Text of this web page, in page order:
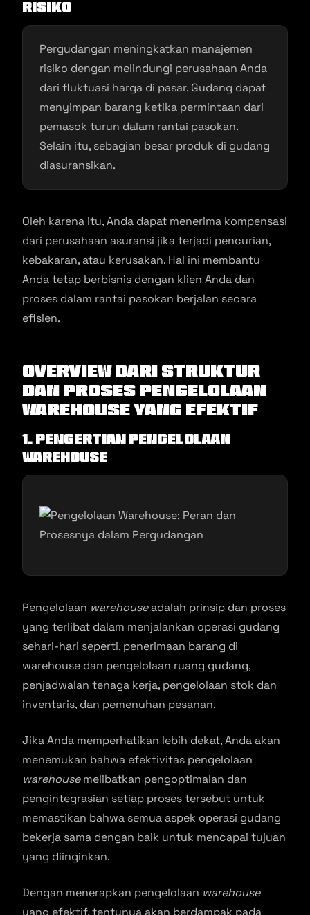
Risiko
Pergudangan meningkatkan manajemen
risiko dengan melindungi perusahaan Anda
dari fluktuasi harga di pasar. Gudang dapat
menyimpan barang ketika permintaan dari
pemasok turun dalam rantai pasokan.
Selain itu, sebagian besar produk di gudang
diasuransikan.
Oleh karena itu, Anda dapat menerima kompensasi
dari perusahaan asuransi jika terjadi pencurian,
kebakaran, atau kerusakan. Hal ini membantu
Anda tetap berbisnis dengan klien Anda dan
proses dalam rantai pasokan berjalan secara
efisien.
Overview dari Struktur
dan Proses Pengelolaan
Warehouse yang Efektif
1. Pengertian Pengelolaan
Warehouse
Pengelolaan warehouseadalah prinsip dan proses
yang terlibat dalam menjalankan operasi gudang
sehari-hari seperti, penerimaan barang di
warehouse dan pengelolaan ruang gudang,
penjadwalan tenaga kerja, pengelolaan stok dan
inventaris, dan pemenuhan pesanan.
Jika Anda memperhatikan lebih dekat, Anda akan
menemukan bahwa efektivitas pengelolaan
warehousemelibatkan pengoptimalan dan
pengintegrasian setiap proses tersebut untuk
memastikan bahwa semua aspek operasi gudang
bekerja sama dengan baik untuk mencapai tujuan
yang diinginkan.
Dengan menerapkan pengelolaan warehouse
yang efektif, tentunya akan berdampak pada